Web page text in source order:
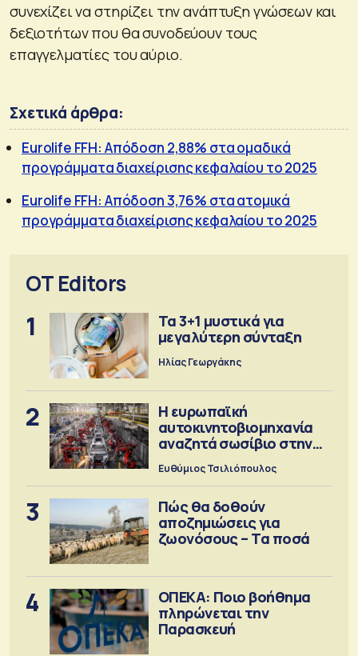
συνεχίζει να στηρίζει την ανάπτυξη γνώσεων και
δεξιοτήτων που θα συνοδεύουν τους
επαγγελματίες του αύριο.
Σχετικά άρθρα:
Eurolife FFH: Απόδοση 2,88% στα ομαδικά
προγράμματα διαχείρισης κεφαλαίου το 2025
Eurolife FFH: Απόδοση 3,76% στα ατομικά
προγράμματα διαχείρισης κεφαλαίου το 2025
OT Editors
1
Τα 3+1 μυστικά για
μεγαλύτερη σύνταξη
Ηλίας Γεωργάκης
2
Η ευρωπαϊκή
αυτοκινητοβιομηχανία
αναζητά σωσίβιο στην
Κίνα
Ευθύμιος Τσιλιόπουλος
3
Πώς θα δοθούν
αποζημιώσεις για
ζωονόσους – Τα ποσά
4
ΟΠΕΚΑ: Ποιο βοήθημα
πληρώνεται την
Παρασκευή